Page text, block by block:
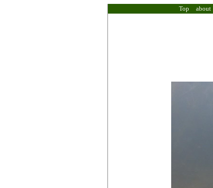
Top about